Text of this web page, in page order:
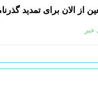
از الان برای تمدید
خبر